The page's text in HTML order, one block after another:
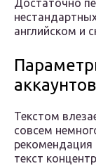
Достаточно
английском и
аккаунтов
Текстом
совсем
текст